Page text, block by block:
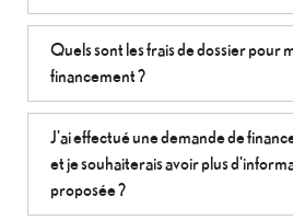
Quels sont les frais de dossier pour
financement ?
J'ai effectué une demande de
et je souhaiterais avoir plus
proposée ?